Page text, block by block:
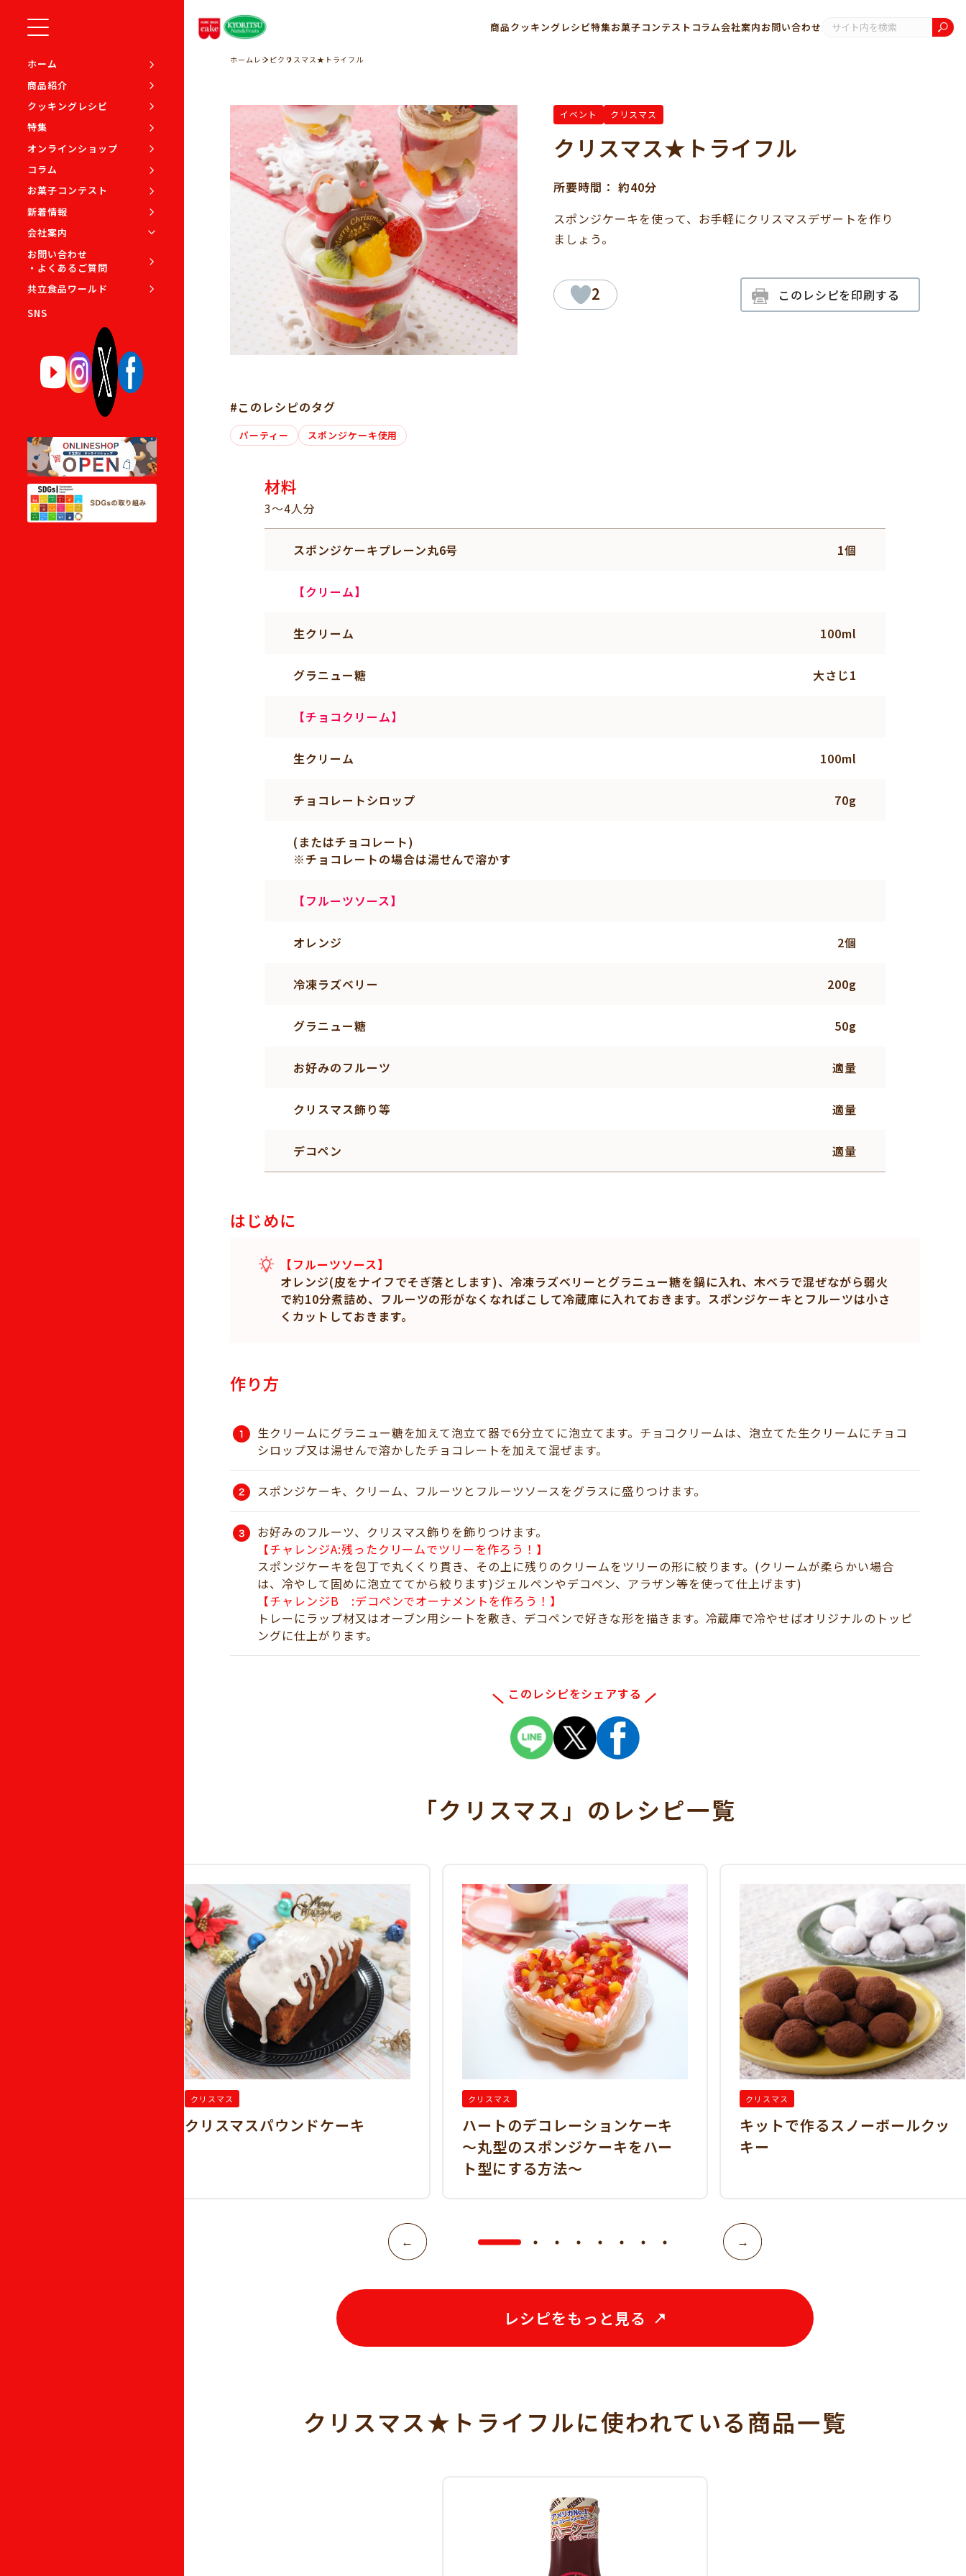
ホーム
商品紹介
クッキングレシピ
特集
オンラインショップ
コラム
お菓子コンテスト
新着情報
会社案内
お問い合わせ
・よくあるご質問
共立食品ワールド
SNS
商品クッキングレシピ特集お菓子コンテスト コラム会社案内お問い合わせ
ホーム レシピクリスマス★トライフル
イベント クリスマス
クリスマス★トライフル
所要時間： 約40分
スポンジケーキを使って、お手軽にクリスマスデザートを作り
ましょう。
2 このレシピを印刷する
#このレシピのタグ
パーティー スポンジケーキ使用
材料
3～4人分
スポンジケーキプレーン丸6号 1個
【クリーム】
生クリーム 100ml
グラニュー糖 大さじ1
【チョコクリーム】
生クリーム 100ml
チョコレートシロップ 70g
(またはチョコレート)
※チョコレートの場合は湯せんで溶かす
【フルーツソース】
オレンジ 2個
冷凍ラズベリー 200g
グラニュー糖 50g
お好みのフルーツ 適量
クリスマス飾り等 適量
デコペン 適量
はじめに
【フルーツソース】
オレンジ(皮をナイフでそぎ落とします)、冷凍ラズベリーとグラニュー糖を鍋に入れ、木ベラで混ぜながら弱火
で約10分煮詰め、フルーツの形がなくなればこして冷蔵庫に入れておきます。スポンジケーキとフルーツは小さ
くカットしておきます。
作り方
生クリームにグラニュー糖を加えて泡立て器で6分立てに泡立てます。チョコクリームは、泡立てた生クリームにチョコ
シロップ又は湯せんで溶かしたチョコレートを加えて混ぜます。
スポンジケーキ、クリーム、フルーツとフルーツソースをグラスに盛りつけます。
お好みのフルーツ、クリスマス飾りを飾りつけます。
【チャレンジA:残ったクリームでツリーを作ろう！】
スポンジケーキを包丁で丸くくり貫き、その上に残りのクリームをツリーの形に絞ります。(クリームが柔らかい場合
は、冷やして固めに泡立ててから絞ります)ジェルペンやデコペン、アラザン等を使って仕上げます)
【チャレンジB :デコペンでオーナメントを作ろう！】
トレーにラップ材又はオーブン用シートを敷き、デコペンで好きな形を描きます。冷蔵庫で冷やせばオリジナルのトッピ
ングに仕上がります。
このレシピをシェアする
「クリスマス」 のレシピ一覧
クリスマス
クリスマスパウンドケーキ
クリスマス
ハートのデコレーションケーキ
～丸型のスポンジケーキをハー
ト型にする方法～
クリスマス
キットで作るスノーボールクッ
キー
レシピをもっと見る
クリスマス★トライフルに使われている商品一覧